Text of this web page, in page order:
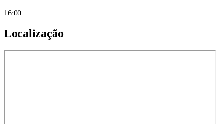
16:00
Localização